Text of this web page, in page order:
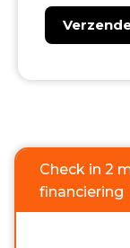
Check in 2
financiering